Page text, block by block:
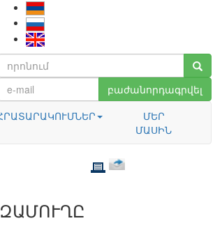
բաժանորդագրվել
ՄԵՐ
ՄԱՍԻՆ